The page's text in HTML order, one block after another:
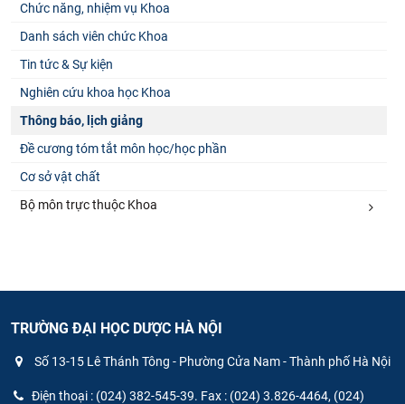
Chức năng, nhiệm vụ Khoa
Danh sách viên chức Khoa
Tin tức & Sự kiện
Nghiên cứu khoa học Khoa
Thông báo, lịch giảng
Đề cương tóm tắt môn học/học phần
Cơ sở vật chất
Bộ môn trực thuộc Khoa
TRƯỜNG ĐẠI HỌC DƯỢC HÀ NỘI
Số 13-15 Lê Thánh Tông - Phường Cửa Nam - Thành phố Hà Nội
Điện thoại : (024) 382-545-39. Fax : (024) 3.826-4464, (024)